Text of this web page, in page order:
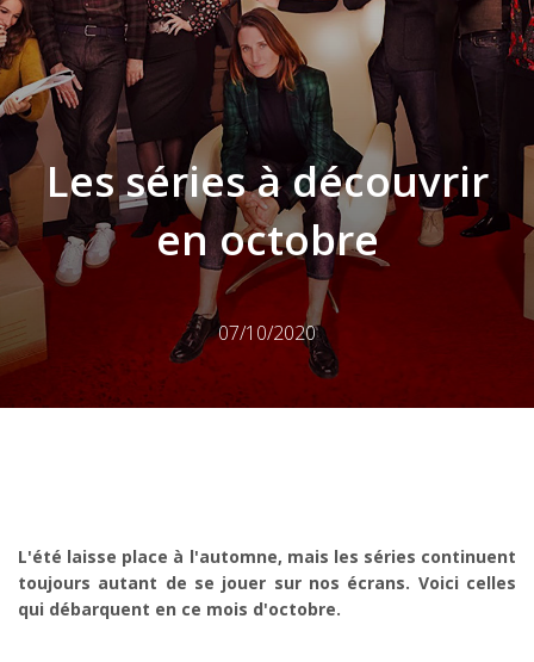
Les séries à découvrir
en octobre
07/10/2020
L'été laisse place à l'automne, mais les séries continuent
toujours autant de se jouer sur nos écrans. Voici celles
qui débarquent en ce mois d'octobre.